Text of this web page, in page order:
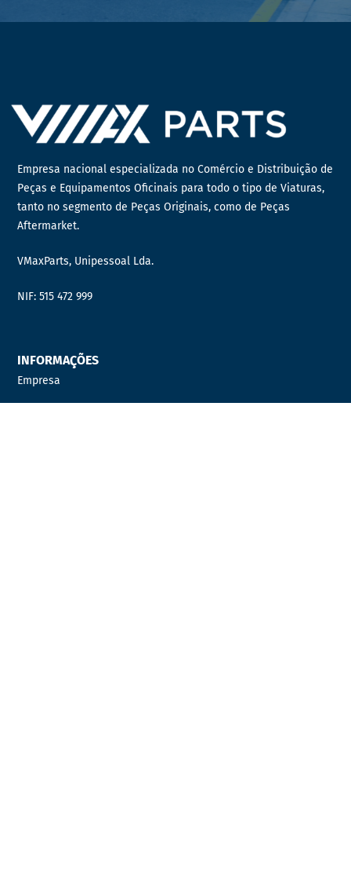
Empresa nacional especializada no Comércio e Distribuição de
Peças e Equipamentos Oficinais para todo o tipo de Viaturas,
tanto no segmento de Peças Originais, como de Peças
Aftermarket.
VMaxParts, Unipessoal Lda.
NIF: 515 472 999
INFORMAÇÕES
Empresa